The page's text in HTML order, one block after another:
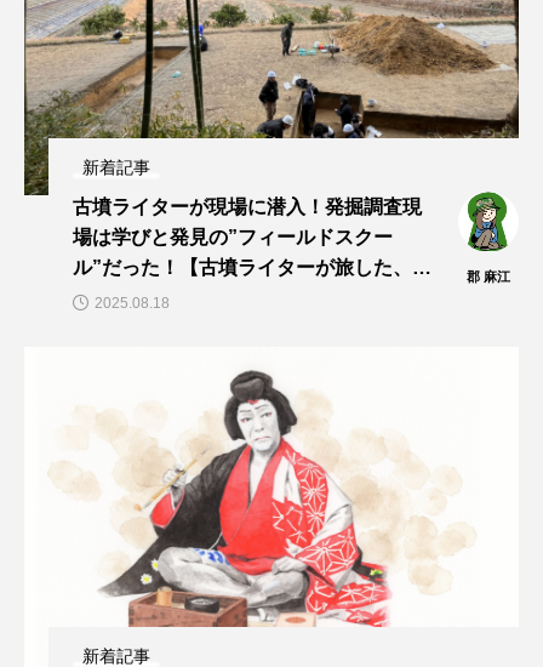
新着記事
古墳ライターが現場に潜入！発掘調査現
場は学びと発見の”フィールドスクー
ル”だった！【古墳ライターが旅した、見
た、聞いた！vol.13】
郡 麻江
2025.08.18
新着記事